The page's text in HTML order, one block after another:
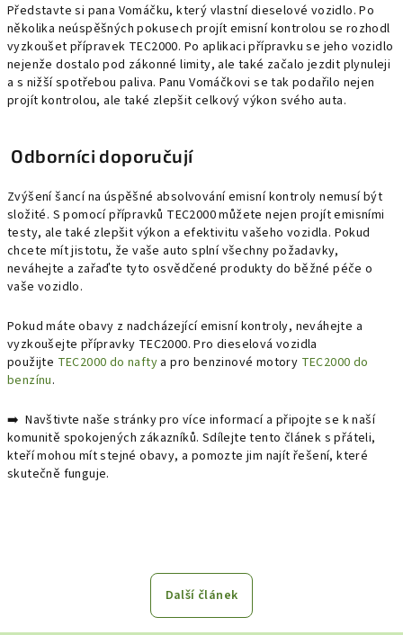
Představte si pana Vomáčku, který vlastní dieselové vozidlo. Po
několika neúspěšných pokusech projít emisní kontrolou se rozhodl
vyzkoušet přípravek TEC2000. Po aplikaci přípravku se jeho vozidlo
nejenže dostalo pod zákonné limity, ale také začalo jezdit plynuleji
a s nižší spotřebou paliva. Panu Vomáčkovi se tak podařilo nejen
projít kontrolou, ale také zlepšit celkový výkon svého auta.
Odborníci doporučují
Zvýšení šancí na úspěšné absolvování emisní kontroly nemusí být
složité. S pomocí přípravků TEC2000 můžete nejen projít emisními
testy, ale také zlepšit výkon a efektivitu vašeho vozidla. Pokud
chcete mít jistotu, že vaše auto splní všechny požadavky,
neváhejte a zařaďte tyto osvědčené produkty do běžné péče o
vaše vozidlo.
Pokud máte obavy z nadcházející emisní kontroly, neváhejte a
vyzkoušejte přípravky TEC2000. Pro dieselová vozidla
použijte TEC2000 do nafty a pro benzinové motory TEC2000 do
benzínu.
➡️ Navštivte naše stránky pro více informací a připojte se k naší
komunitě spokojených zákazníků. Sdílejte tento článek s přáteli,
kteří mohou mít stejné obavy, a pomozte jim najít řešení, které
skutečně funguje.
Další článek